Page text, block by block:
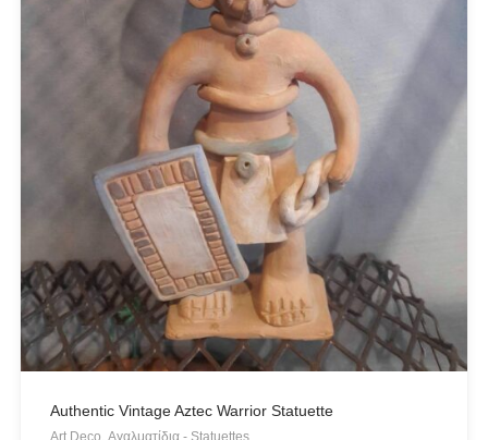
Authentic Vintage Aztec Warrior Statuette